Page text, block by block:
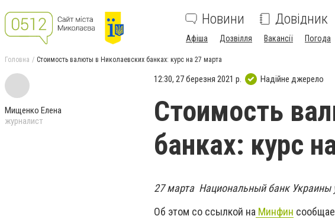
Новини Довідник
Афіша Дозвілля Вакансії Погода
Головна Стоимость валюты в Николаевских банках: курс на 27 марта
Мищенко Елена
журналист
12:30, 27 березня 2021 р. Надійне джерело
Стоимость
банках: курс
27 марта Национальный банк Украины
Об этом со ссылкой на Минфин